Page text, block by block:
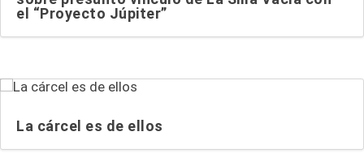
el “Proyecto Júpiter”
La cárcel es de ellos